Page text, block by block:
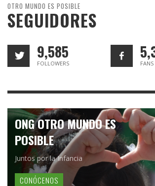
OTRO MUNDO ES POSIBLE
SEGUIDORES
9,585
FOLLOWERS FANS
ONG OTRO MUNDO ES
POSIBLE
Juntos por la Infancia
CONÓCENOS